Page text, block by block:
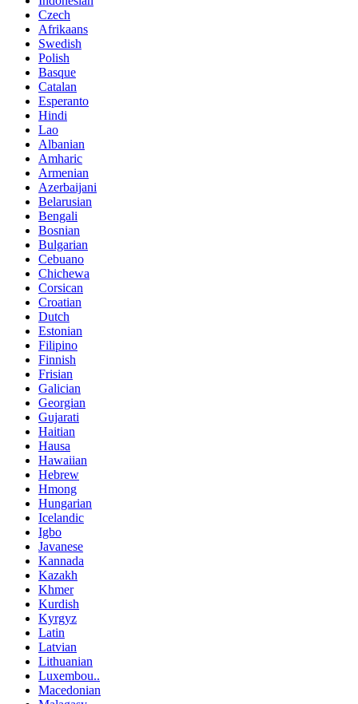
Czech
Afrikaans
Swedish
Polish
Basque
Catalan
Esperanto
Hindi
Lao
Albanian
Amharic
Armenian
Azerbaijani
Belarusian
Bengali
Bosnian
Bulgarian
Cebuano
Chichewa
Corsican
Croatian
Dutch
Estonian
Filipino
Finnish
Frisian
Galician
Georgian
Gujarati
Haitian
Hausa
Hawaiian
Hebrew
Hmong
Hungarian
Icelandic
Igbo
Javanese
Kannada
Kazakh
Khmer
Kurdish
Kyrgyz
Latin
Latvian
Lithuanian
Luxembou..
Macedonian